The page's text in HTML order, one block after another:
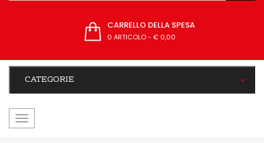
CARRELLO DELLA SPESA
0 ARTICOLO- € 0,00
CATEGORIE
navigazione